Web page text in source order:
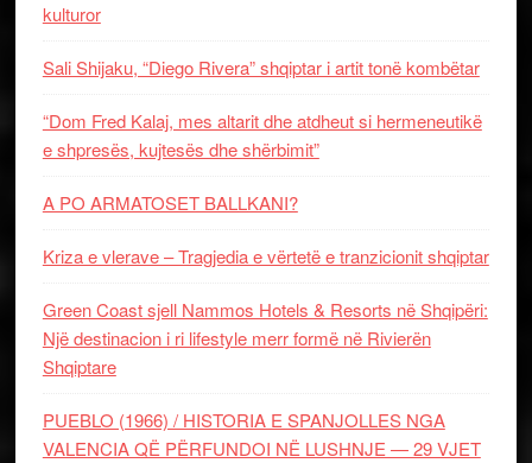
kulturor
Sali Shijaku, “Diego Rivera” shqiptar i artit tonë kombëtar
“Dom Fred Kalaj, mes altarit dhe atdheut si hermeneutikë
e shpresës, kujtesës dhe shërbimit”
A PO ARMATOSET BALLKANI?
Kriza e vlerave – Tragjedia e vërtetë e tranzicionit shqiptar
Green Coast sjell Nammos Hotels & Resorts në Shqipëri:
Një destinacion i ri lifestyle merr formë në Rivierën
Shqiptare
PUEBLO (1966) / HISTORIA E SPANJOLLES NGA
VALENCIA QË PËRFUNDOI NË LUSHNJE — 29 VJET